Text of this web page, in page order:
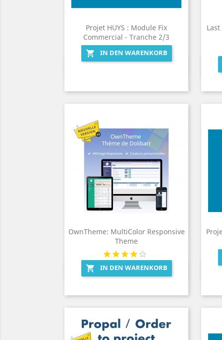
Projet HUYS : Module Fix
Commercial - Tranche 2/3

IN DEN WARENKORB
OwnTheme: MultiColor Responsive
Theme
 IN DEN WARENKORB
Vorschau